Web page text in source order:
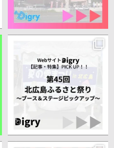
みなさんこんにちは、Digryと申しま
私達は出身地である『北海道
21